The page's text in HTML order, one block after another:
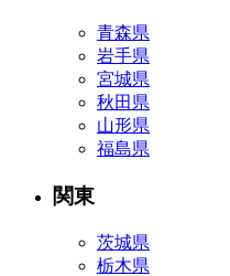
青森県
岩手県
宮城県
秋田県
山形県
福島県
関東
茨城県
栃木県